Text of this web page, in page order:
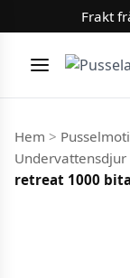
Hoppa till innehåll
Frakt
Meny
Hem >
Undervattensdjur
retreat 1000